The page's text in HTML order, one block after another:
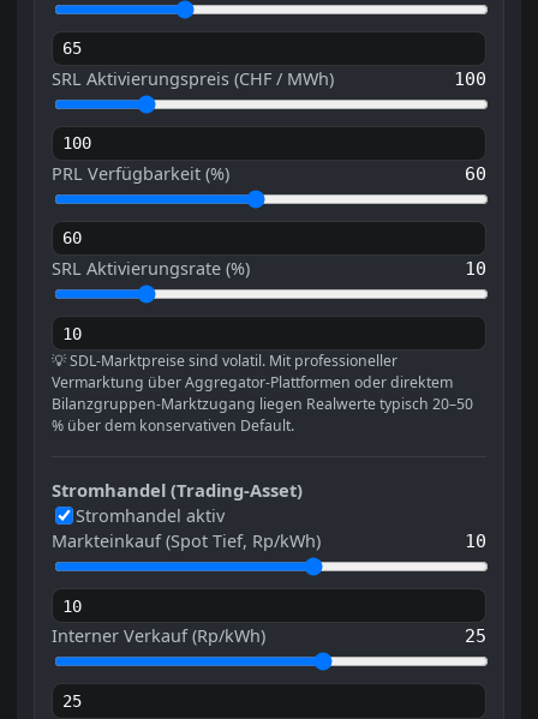
SRL Aktivierungspreis (CHF / MWh) 100
PRL Verfügbarkeit (%) 60
SRL Aktivierungsrate (%) 10
💡 SDL-Marktpreise sind volatil. Mit professioneller
Vermarktung über Aggregator-Plattformen oder direktem
Bilanzgruppen-Marktzugang liegen Realwerte typisch 20–50
% über dem konservativen Default.
Stromhandel (Trading-Asset)
Stromhandel aktiv
Markteinkauf (Spot Tief, Rp/kWh)
10
Interner Verkauf (Rp/kWh) 25